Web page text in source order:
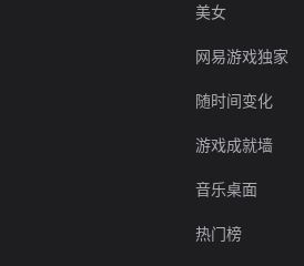
美女
网易游戏独家
随时间变化
游戏成就墙
音乐桌面
热门榜